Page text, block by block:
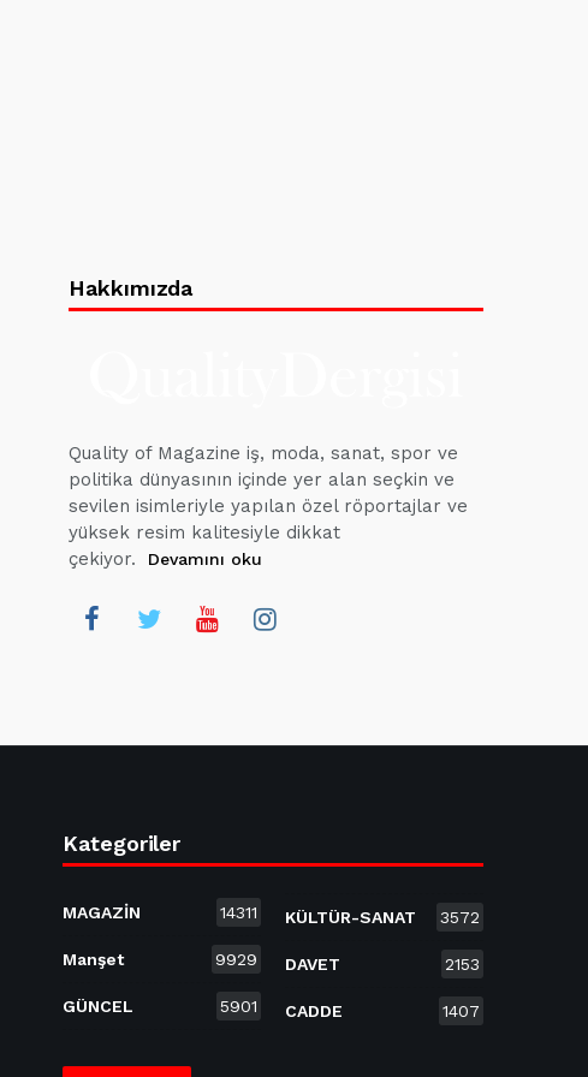
Hakkımızda
Quality of Magazine iş, moda, sanat, spor ve
politika dünyasının içinde yer alan seçkin ve
sevilen isimleriyle yapılan özel röportajlar ve
yüksek resim kalitesiyle dikkat
çekiyor.
Devamını oku
Kategoriler
MAGAZİN 14311
Manşet 9929
GÜNCEL 5901
KÜLTÜR-SANAT 3572
DAVET 2153
CADDE 1407